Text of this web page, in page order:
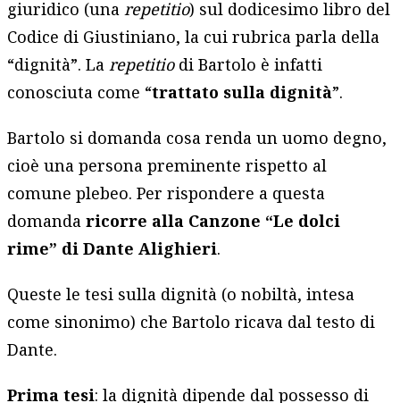
giuridico (unarepetitio) sul dodicesimo libro del
Codice di Giustiniano, la cui rubrica parla della
“dignità”. Larepetitiodi Bartolo è infatti
conosciuta come “trattato sulla dignità”.
Bartolo si domanda cosa renda un uomo degno,
cioè una persona preminente rispetto al
comune plebeo. Per rispondere a questa
domandaricorre alla Canzone “Le dolci
rime” di Dante Alighieri.
Queste le tesi sulla dignità (o nobiltà, intesa
come sinonimo) che Bartolo ricava dal testo di
Dante.
Prima tesi: la dignità dipende dal possesso di